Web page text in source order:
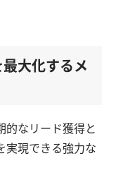
大化するメ
的なリード獲得と
実現できる強力な